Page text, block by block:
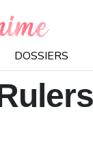
DOSSIERS